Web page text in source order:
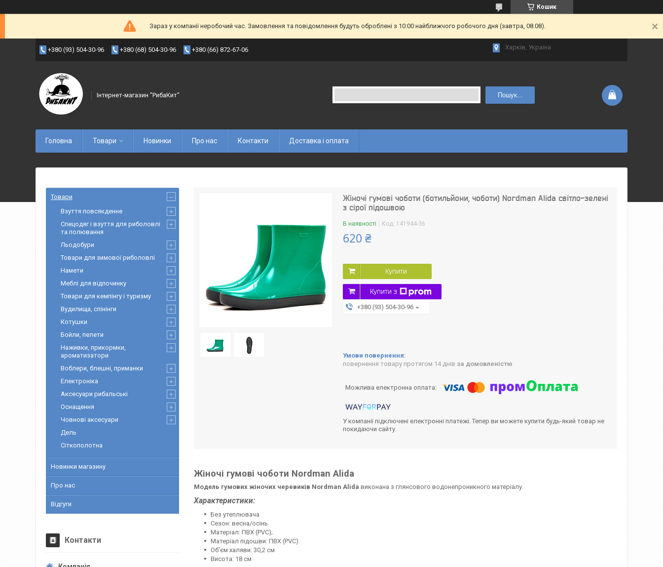
Кошик
Зараз у компанії неробочий час. Замовлення та повідомлення будуть оброблені з 10:00 найближчого робочого дня (завтра, 08.08).
+380 (93) 504-30-96 +380 (68) 504-30-96 +380 (66) 872-67-06 Харків, Україна
Інтернет-магазин "РибаКит" Пошук...
Головна Товари Новинки Про нас Контакти Доставка і оплата
Жіночі гумові чоботи (ботильйони, чоботи) Nordman Alida світло-зелені
з сірої підошвою
В наявності Код: 141944-36
620 ₴
Купити
Купити з
+380 (93) 504-30-96
повернення товару протягом 14 днів за домовленістю
У компанії підключені електронні платежі. Тепер ви можете купити будь-який товар не
покидаючи сайту.
Жіночі гумові чоботи Nordman Alida
Модель гумових жіночих черевиків Nordman Alida виконана з глянсового водонепроникного матеріалу.
Характеристики:
Без утеплювача
Сезон: весна/осінь
Матеріал: ПВХ (PVC);
Матеріал підошви: ПВХ (PVC)
Об'єм халяви: 30,2 см
Висота: 18 см
Товари
Взуття повсякденне
Спецодяг і взуття для риболовлі
та полювання
Льодобури
Товари для зимової риболовлі
Намети
Меблі для відпочинку
Товари для кемпінгу і туризму
Вудилища, спінінги
Котушки
Бойли, пелети
Наживки, прикормки,
ароматизатори
Воблери, блешні, приманки
Електроніка
Аксесуари рибальські
Оснащення
Човнові аксесуари
Дель
Сіткополотна
Новинки магазину
Про нас
Відгуги
Контакти